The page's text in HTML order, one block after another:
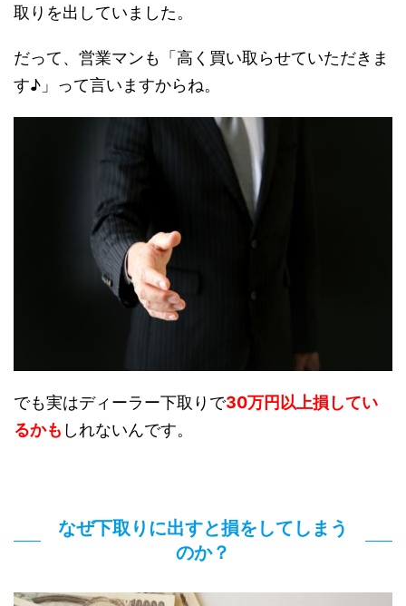
取りを出していました。
だって、営業マンも「高く買い取らせていただきま
す♪」って言いますからね。
でも実はディーラー下取りで30万円以上損してい
るかも しれないんです。
なぜ下取りに出すと損をしてしまう
のか？